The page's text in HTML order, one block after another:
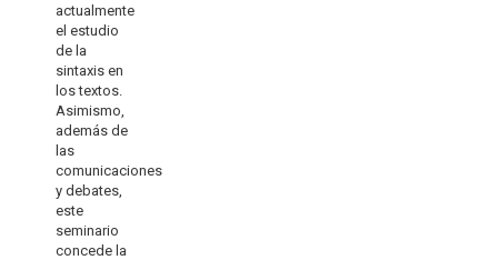
actualmente
el estudio
de la
sintaxis en
los textos.
Asimismo,
además de
las
comunicaciones
y debates,
este
seminario
concede la